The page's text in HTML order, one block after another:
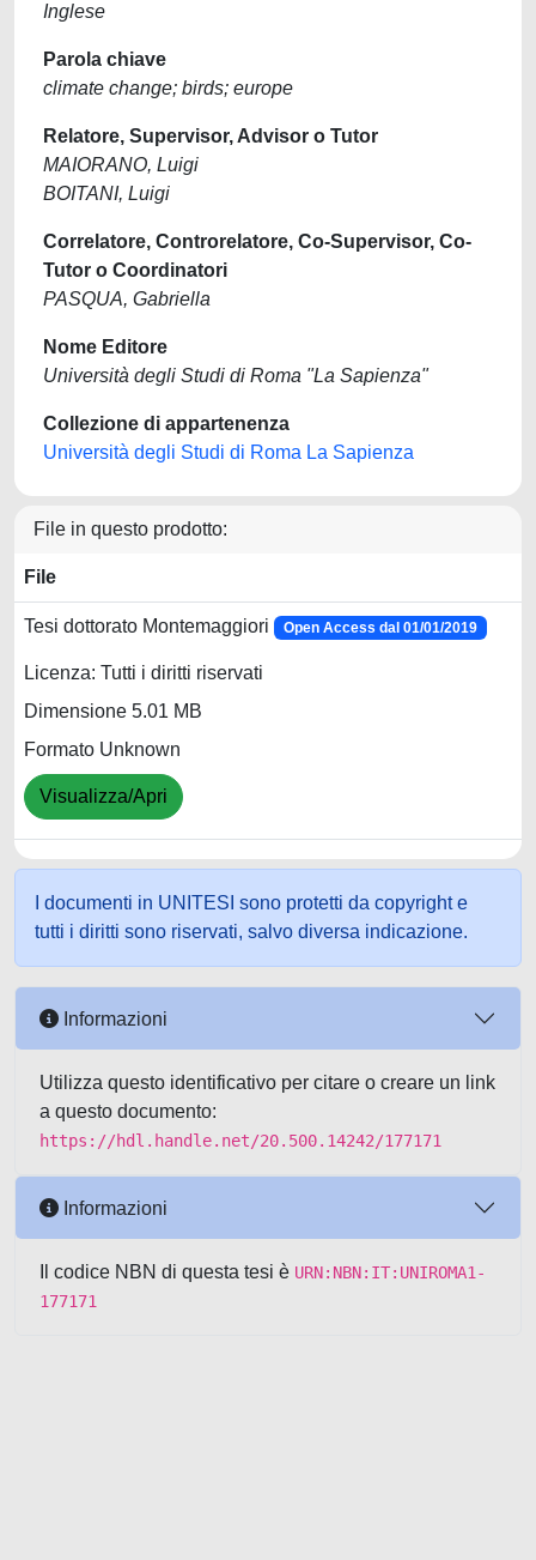
Inglese
Parola chiave
climate change; birds; europe
Relatore, Supervisor, Advisor o Tutor
MAIORANO, Luigi
BOITANI, Luigi
Correlatore, Controrelatore, Co-Supervisor, Co-
Tutor o Coordinatori
PASQUA, Gabriella
Nome Editore
Università degli Studi di Roma "La Sapienza"
Collezione di appartenenza
Università degli Studi di Roma La Sapienza
File in questo prodotto:
File
Tesi dottorato Montemaggiori Open Access dal 01/01/2019
Licenza: Tutti i diritti riservati
Dimensione 5.01 MB
Formato Unknown
Visualizza/Apri
I documenti in UNITESI sono protetti da copyright e
tutti i diritti sono riservati, salvo diversa indicazione.
Informazioni
Utilizza questo identificativo per citare o creare un link
a questo documento:
https://hdl.handle.net/20.500.14242/177171
Informazioni
Il codice NBN di questa tesi è URN:NBN:IT:UNIROMA1-
177171